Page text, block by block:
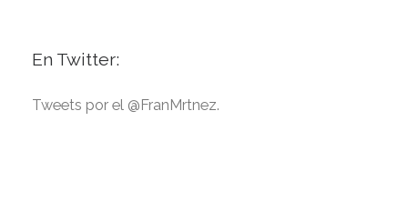
En Twitter:
Tweets por el @FranMrtnez.